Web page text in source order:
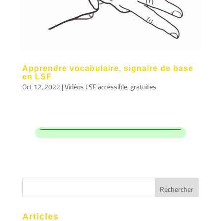
Apprendre vocabulaire, signaire de base
en LSF
Oct 12, 2022|Vidéos LSF accessible, gratuites
Articles